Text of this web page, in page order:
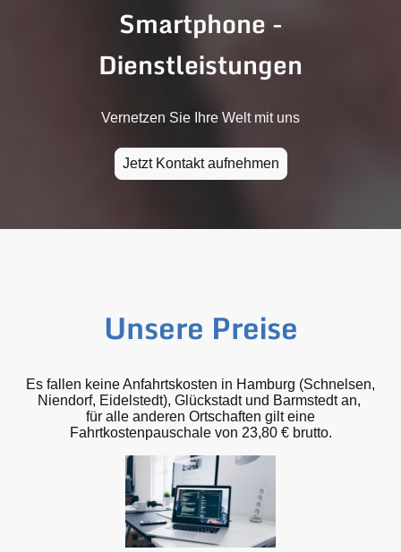
Smartphone -
Dienstleistungen
Vernetzen Sie Ihre Welt mit uns
Jetzt Kontakt aufnehmen
Unsere Preise
Es fallen keine Anfahrtskosten in Hamburg (Schnelsen,
Niendorf, Eidelstedt), Glückstadt und Barmstedt an,
für alle anderen Ortschaften gilt eine
Fahrtkostenpauschale von 23,80 € brutto.